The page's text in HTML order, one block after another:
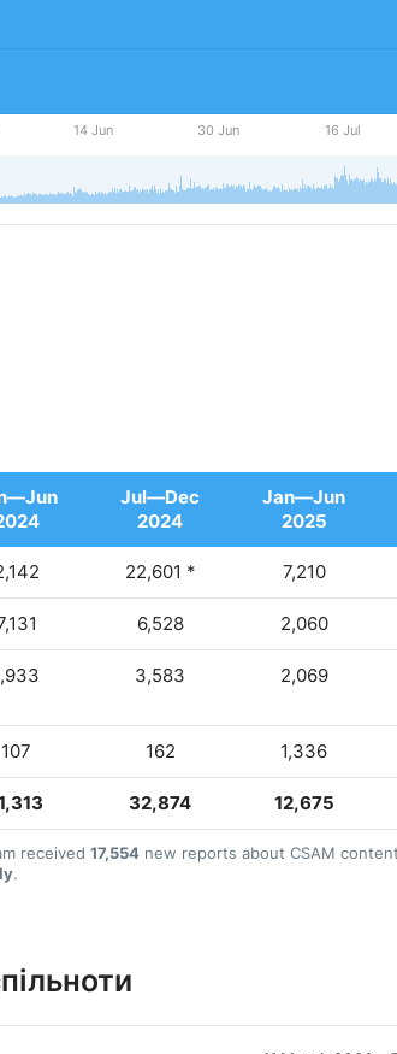
Jul—Dec
2024
Jan—Jun
2025
22,601 * 7,210
6,528 2,060
3,583 2,069
107 162 1,336
32,874 12,675
received 17,554 new reports about CSAM
.